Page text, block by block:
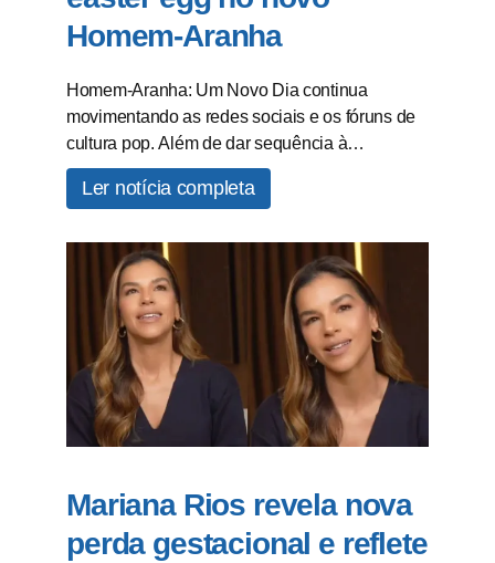
Homem-Aranha
Homem-Aranha: Um Novo Dia continua
movimentando as redes sociais e os fóruns de
cultura pop. Além de dar sequência à…
Ler notícia completa
Mariana Rios revela nova
perda gestacional e reflete